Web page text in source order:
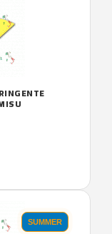
SUMMER